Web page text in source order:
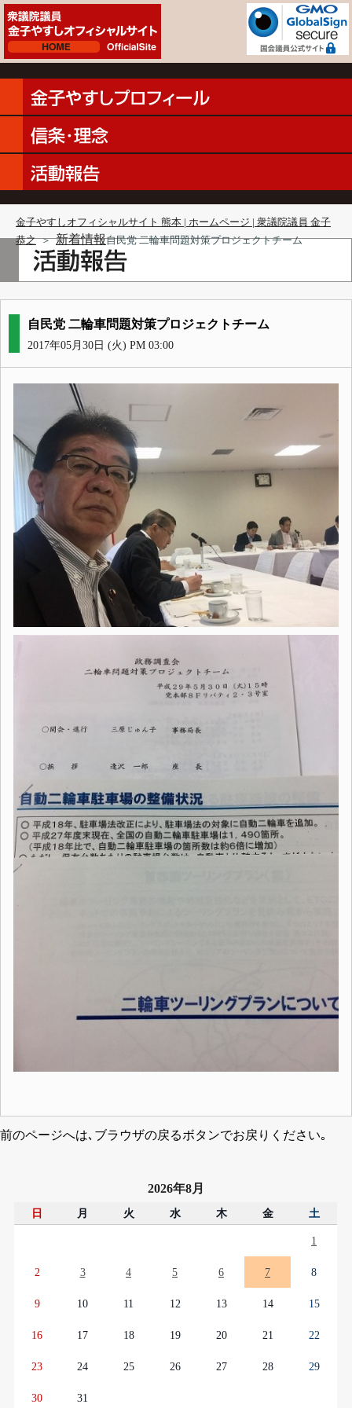
金子やすしオフィシャルサイト 熊本 | ホームページ | 衆議院議員 金子
恭之 ＞ 新着情報自民党 二輪車問題対策プロジェクトチーム
自民党 二輪車問題対策プロジェクトチーム
2017年05月30日 (火) PM 03:00
前のページへは､ブラウザの戻るボタンでお戻りください｡
2026年8月
日 月 火 水 木 金 土
1
2 3 4 5 6 7 8
9 10 11 12 13 14 15
16 17 18 19 20 21 22
23 24 25 26 27 28 29
30 31